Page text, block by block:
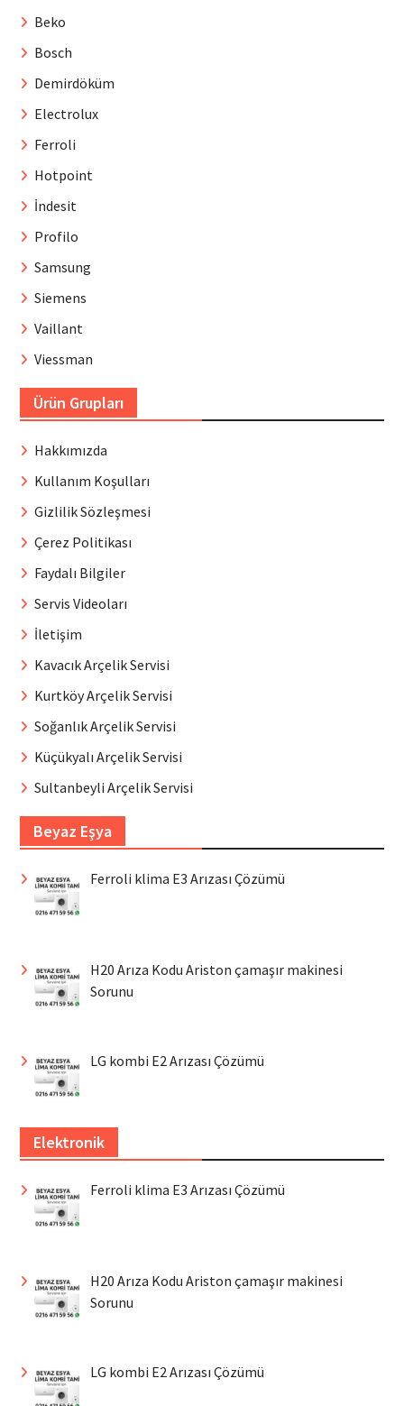
Beko
Bosch
Demirdöküm
Electrolux
Ferroli
Hotpoint
İndesit
Profilo
Samsung
Siemens
Vaillant
Viessman
Ürün Grupları
Hakkımızda
Kullanım Koşulları
Gizlilik Sözleşmesi
Çerez Politikası
Faydalı Bilgiler
Servis Videoları
İletişim
Kavacık Arçelik Servisi
Kurtköy Arçelik Servisi
Soğanlık Arçelik Servisi
Küçükyalı Arçelik Servisi
Sultanbeyli Arçelik Servisi
Beyaz Eşya
Ferroli klima E3 Arızası Çözümü
H20 Arıza Kodu Ariston çamaşır makinesi
Sorunu
LG kombi E2 Arızası Çözümü
Elektronik
Ferroli klima E3 Arızası Çözümü
H20 Arıza Kodu Ariston çamaşır makinesi
Sorunu
LG kombi E2 Arızası Çözümü